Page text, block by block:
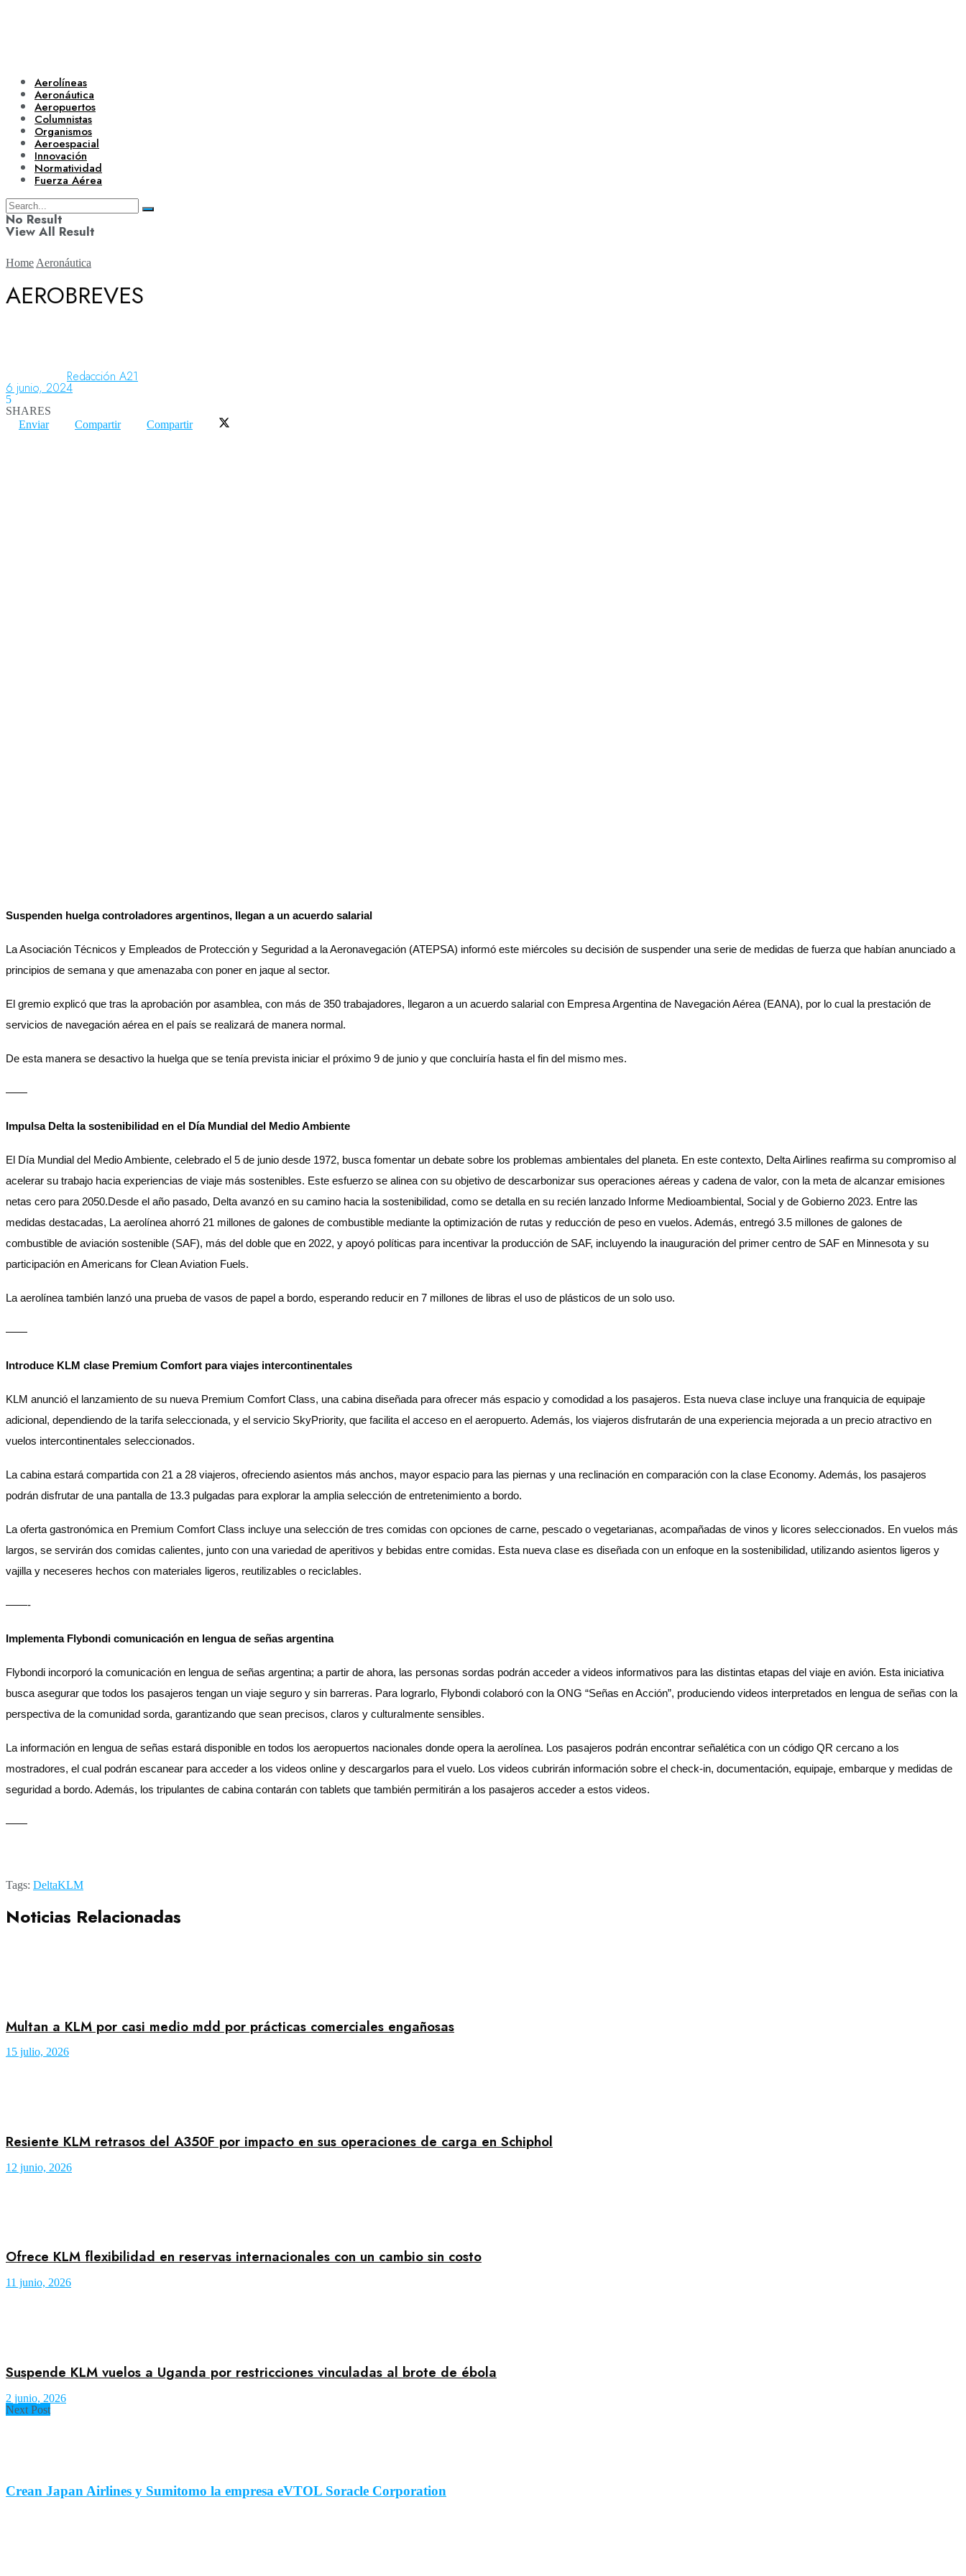
Aerolíneas
Aeronáutica
Aeropuertos
Columnistas
Organismos
Aeroespacial
Innovación
Normatividad
Fuerza Aérea
No Result
View All Result
Aeronáutica
Aeropuertos
Home Aeronáutica
AEROBREVES
Redacción A21
6 junio, 2024
5
SHARES
Enviar
Compartir Compartir
Suspenden huelga controladores argentinos, llegan a un acuerdo salarial
La Asociación Técnicos y Empleados de Protección y Seguridad a la Aeronavegación (ATEPSA) informó este miércoles su decisión de suspender una serie de medidas de fuerza que habían anunciado a
principios de semana y que amenazaba con poner en jaque al sector.
El gremio explicó que tras la aprobación por asamblea, con más de 350 trabajadores, llegaron a un acuerdo salarial con Empresa Argentina de Navegación Aérea (EANA), por lo cual la prestación de
servicios de navegación aérea en el país se realizará de manera normal.
De esta manera se desactivo la huelga que se tenía prevista iniciar el próximo 9 de junio y que concluiría hasta el fin del mismo mes.
——
Impulsa Delta la sostenibilidad en el Día Mundial del Medio Ambiente
El Día Mundial del Medio Ambiente, celebrado el 5 de junio desde 1972, busca fomentar un debate sobre los problemas ambientales del planeta. En este contexto, Delta Airlines reafirma su compromiso al
acelerar su trabajo hacia experiencias de viaje más sostenibles. Este esfuerzo se alinea con su objetivo de descarbonizar sus operaciones aéreas y cadena de valor, con la meta de alcanzar emisiones
netas cero para 2050.Desde el año pasado, Delta avanzó en su camino hacia la sostenibilidad, como se detalla en su recién lanzado Informe Medioambiental, Social y de Gobierno 2023. Entre las
medidas destacadas, La aerolínea ahorró 21 millones de galones de combustible mediante la optimización de rutas y reducción de peso en vuelos. Además, entregó 3.5 millones de galones de
combustible de aviación sostenible (SAF), más del doble que en 2022, y apoyó políticas para incentivar la producción de SAF, incluyendo la inauguración del primer centro de SAF en Minnesota y su
participación en Americans for Clean Aviation Fuels.
La aerolínea también lanzó una prueba de vasos de papel a bordo, esperando reducir en 7 millones de libras el uso de plásticos de un solo uso.
——
Introduce KLM clase Premium Comfort para viajes intercontinentales
KLM anunció el lanzamiento de su nueva Premium Comfort Class, una cabina diseñada para ofrecer más espacio y comodidad a los pasajeros. Esta nueva clase incluye una franquicia de equipaje
adicional, dependiendo de la tarifa seleccionada, y el servicio SkyPriority, que facilita el acceso en el aeropuerto. Además, los viajeros disfrutarán de una experiencia mejorada a un precio atractivo en
vuelos intercontinentales seleccionados.
La cabina estará compartida con 21 a 28 viajeros, ofreciendo asientos más anchos, mayor espacio para las piernas y una reclinación en comparación con la clase Economy. Además, los pasajeros
podrán disfrutar de una pantalla de 13.3 pulgadas para explorar la amplia selección de entretenimiento a bordo.
La oferta gastronómica en Premium Comfort Class incluye una selección de tres comidas con opciones de carne, pescado o vegetarianas, acompañadas de vinos y licores seleccionados. En vuelos más
largos, se servirán dos comidas calientes, junto con una variedad de aperitivos y bebidas entre comidas. Esta nueva clase es diseñada con un enfoque en la sostenibilidad, utilizando asientos ligeros y
vajilla y neceseres hechos con materiales ligeros, reutilizables o reciclables.
——-
Implementa Flybondi comunicación en lengua de señas argentina
Flybondi incorporó la comunicación en lengua de señas argentina; a partir de ahora, las personas sordas podrán acceder a videos informativos para las distintas etapas del viaje en avión. Esta iniciativa
busca asegurar que todos los pasajeros tengan un viaje seguro y sin barreras. Para lograrlo, Flybondi colaboró con la ONG “Señas en Acción”, produciendo videos interpretados en lengua de señas con la
perspectiva de la comunidad sorda, garantizando que sean precisos, claros y culturalmente sensibles.
La información en lengua de señas estará disponible en todos los aeropuertos nacionales donde opera la aerolínea. Los pasajeros podrán encontrar señalética con un código QR cercano a los
mostradores, el cual podrán escanear para acceder a los videos online y descargarlos para el vuelo. Los videos cubrirán información sobre el check-in, documentación, equipaje, embarque y medidas de
seguridad a bordo. Además, los tripulantes de cabina contarán con tablets que también permitirán a los pasajeros acceder a estos videos.
——
Tags: DeltaKLM
Noticias Relacionadas
Multan a KLM por casi medio mdd por prácticas comerciales engañosas
15 julio, 2026
Resiente KLM retrasos del A350F por impacto en sus operaciones de carga en Schiphol
12 junio, 2026
Ofrece KLM flexibilidad en reservas internacionales con un cambio sin costo
11 junio, 2026
Suspende KLM vuelos a Uganda por restricciones vinculadas al brote de ébola
2 junio, 2026
Next Post
Crean Japan Airlines y Sumitomo la empresa eVTOL Soracle Corporation